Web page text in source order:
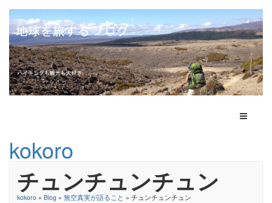
Toggle
kokoro
チュンチュンチュン
kokoro » Blog » 無空真実が語ること » チュンチュンチュン